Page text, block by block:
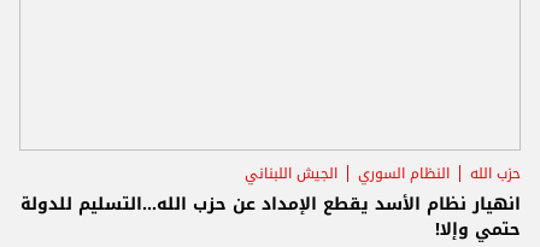
حزب الله النظام السوري الجيش اللبناني
انهيار نظام الأسد يقطع الإمداد عن حزب الله...التسليم للدولة
حتمي وإلا!